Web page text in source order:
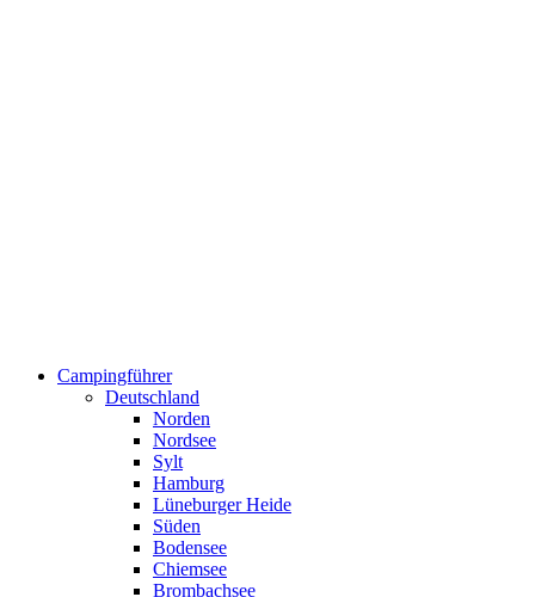
Campingführer
Deutschland
Norden
Nordsee
Sylt
Hamburg
Lüneburger Heide
Süden
Bodensee
Chiemsee
Brombachsee